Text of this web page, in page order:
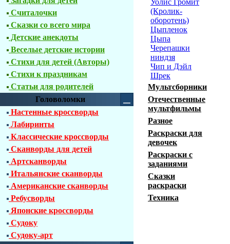
Считалочки
Сказки со всего мира
Детские анекдоты
Веселые детские истории
Стихи для детей (Авторы)
Стихи к праздникам
Статьи для родителей
Головоломки
Настенные кроссворды
Лабиринты
Классические кроссворды
Сканворды для детей
Артсканворды
Итальянские сканворды
Американские сканворды
Ребусворды
Японские кроссворды
Судоку
Судоку-арт
Уолис Громит
(Кролик-
оборотень)
Цыпленок
Цыпа
Черепашки
ниндзя
Чип и Дэйл
Шрек
Мультсборники
Отечественные
мультфильмы
Разное
Раскраски для
девочек
Раскраски с
заданиями
Сказки
раскраски
Техника